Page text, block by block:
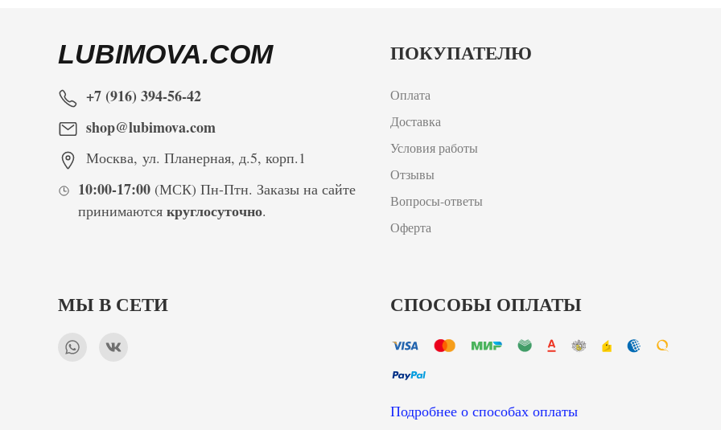
LUBIMOVA.COM
+7 (916) 394-56-42
shop@lubimova.com
Москва, ул. Планерная, д.5, корп.1
10:00-17:00(МСК) Пн-Птн. Заказы на сайте
принимаются круглосуточно.
ПОКУПАТЕЛЮ
Оплата
Доставка
Условия работы
Отзывы
Вопросы-ответы
Оферта
МЫ В СЕТИ СПОСОБЫ ОПЛАТЫ
Подробнее о способах оплаты